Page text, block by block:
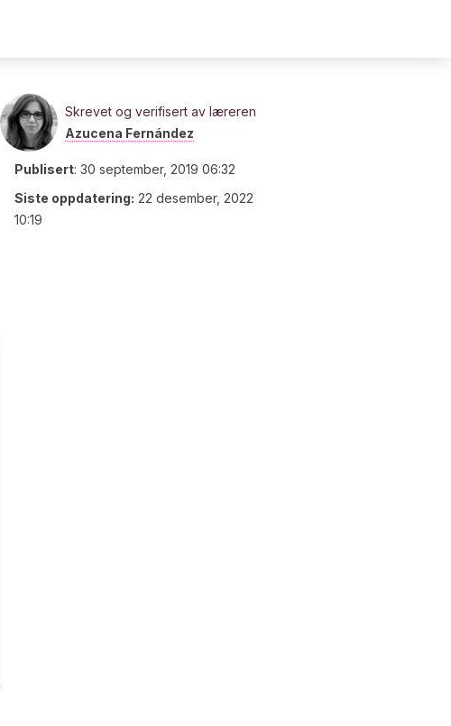
Skrevet og verifisert av læreren
Azucena Fernández
Publisert: 30 september, 2019 06:32
Siste oppdatering: 22 desember, 2022
10:19